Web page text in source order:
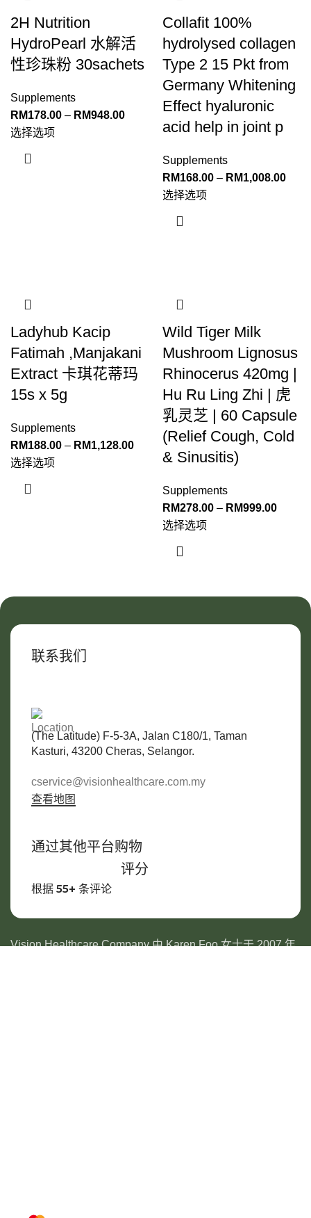
2H Nutrition
HydroPearl 水解活
性珍珠粉 30sachets
Supplements
RM178.00 – RM948.00
选择选项
Collafit 100%
hydrolysed collagen
Type 2 15 Pkt from
Germany Whitening
Effect hyaluronic
acid help in joint p
Supplements
RM168.00 – RM1,008.00
选择选项
Ladyhub Kacip
Fatimah ,Manjakani
Extract 卡琪花蒂玛
15s x 5g
Supplements
RM188.00 – RM1,128.00
选择选项
Wild Tiger Milk
Mushroom Lignosus
Rhinocerus 420mg |
Hu Ru Ling Zhi | 虎
乳灵芝 | 60 Capsule
(Relief Cough, Cold
& Sinusitis)
Supplements
RM278.00 – RM999.00
选择选项
联系我们
(The Latitude) F-5-3A, Jalan C180/1, Taman
Kasturi, 43200 Cheras, Selangor.
cservice@visionhealthcare.com.my
查看地图
通过其他平台购物
评分
根据 55+ 条评论
Vision Healthcare Company 由 Karen Foo 女士于 2007 年